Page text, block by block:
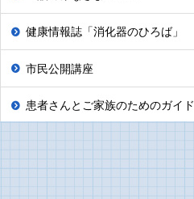
健康情報誌「消化器のひろば」
市民公開講座
患者さんとご家族のためのガイド